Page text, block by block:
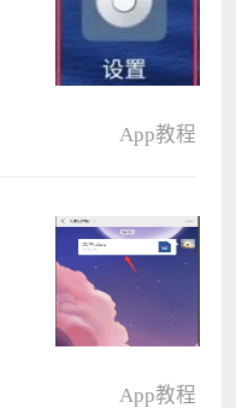
App教程
App教程